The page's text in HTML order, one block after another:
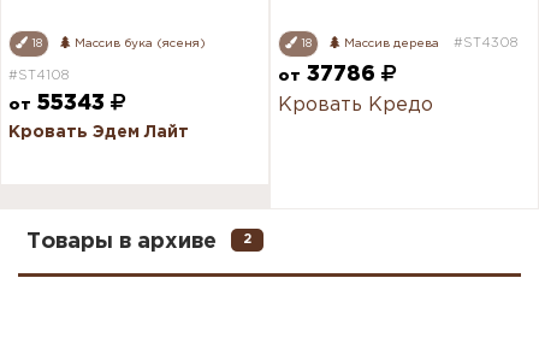
18 Массив бука (ясеня)
#ST4108
от 55343
Кровать Эдем Лайт
18 Массив дерева #ST4308
от 37786
Кровать Кредо
Товары в архиве 2